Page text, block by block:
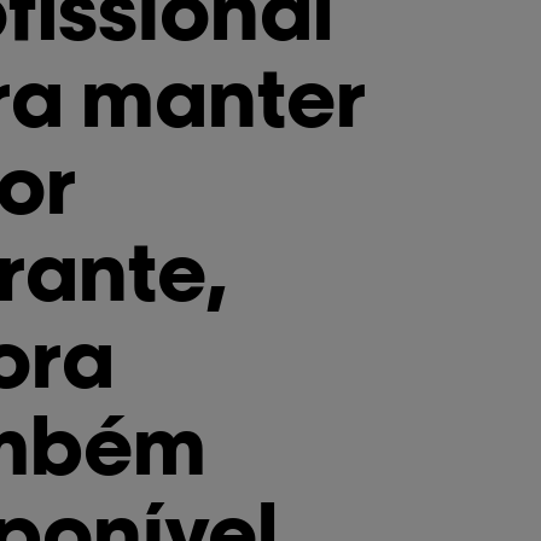
manter